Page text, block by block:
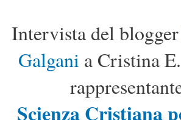
Intervista del blogger
Galgani a Cristina
Scienza Cristiana